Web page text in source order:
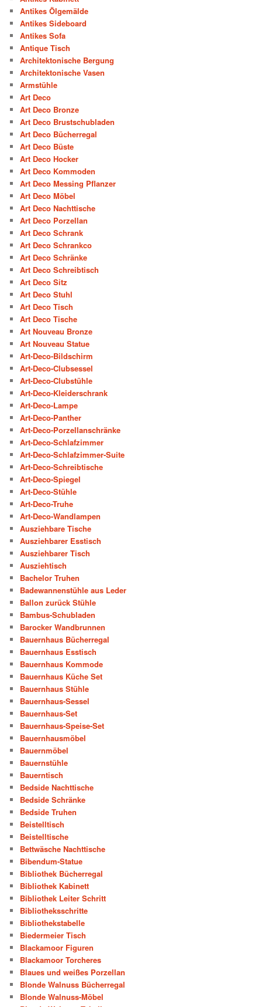
Antikes Ölgemälde
Antikes Sideboard
Antikes Sofa
Antique Tisch
Architektonische Bergung
Architektonische Vasen
Armstühle
Art Deco
Art Deco Bronze
Art Deco Brustschubladen
Art Deco Bücherregal
Art Deco Büste
Art Deco Hocker
Art Deco Kommoden
Art Deco Messing Pflanzer
Art Deco Möbel
Art Deco Nachttische
Art Deco Porzellan
Art Deco Schrank
Art Deco Schrankco
Art Deco Schränke
Art Deco Schreibtisch
Art Deco Sitz
Art Deco Stuhl
Art Deco Tisch
Art Deco Tische
Art Nouveau Bronze
Art Nouveau Statue
Art-Deco-Bildschirm
Art-Deco-Clubsessel
Art-Deco-Clubstühle
Art-Deco-Kleiderschrank
Art-Deco-Lampe
Art-Deco-Panther
Art-Deco-Porzellanschränke
Art-Deco-Schlafzimmer
Art-Deco-Schlafzimmer-Suite
Art-Deco-Schreibtische
Art-Deco-Spiegel
Art-Deco-Stühle
Art-Deco-Truhe
Art-Deco-Wandlampen
Ausziehbare Tische
Ausziehbarer Esstisch
Ausziehbarer Tisch
Ausziehtisch
Bachelor Truhen
Badewannenstühle aus Leder
Ballon zurück Stühle
Bambus-Schubladen
Barocker Wandbrunnen
Bauernhaus Bücherregal
Bauernhaus Esstisch
Bauernhaus Kommode
Bauernhaus Küche Set
Bauernhaus Stühle
Bauernhaus-Sessel
Bauernhaus-Set
Bauernhaus-Speise-Set
Bauernhausmöbel
Bauernmöbel
Bauernstühle
Bauerntisch
Bedside Nachttische
Bedside Schränke
Bedside Truhen
Beistelltisch
Beistelltische
Bettwäsche Nachttische
Bibendum-Statue
Bibliothek Bücherregal
Bibliothek Kabinett
Bibliothek Leiter Schritt
Bibliotheksschritte
Bibliothekstabelle
Biedermeier Tisch
Blackamoor Figuren
Blackamoor Torcheres
Blaues und weißes Porzellan
Blonde Walnuss Bücherregal
Blonde Walnuss-Möbel